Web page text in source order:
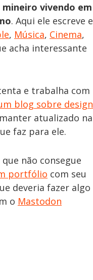
vivendo em
. Aqui ele escreve e
, Música, Cinema,
acha interessante
e trabalha com
blog sobre design
atualizado na
faz para ele.
não consegue
portfólio com seu
deveria fazer algo
o Mastodon